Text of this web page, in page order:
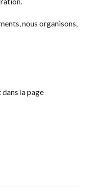
nous organisons,
la page